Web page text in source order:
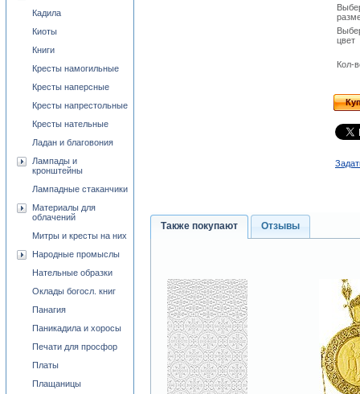
цвет
Кол-
Также покупают Отзывы
Кадила
Киоты
Книги
Кресты намогильные
Кресты наперсные
Кресты напрестольные
Кресты нательные
Ладан и благовония
Лампады и
кронштейны
Лампадные стаканчики
Материалы для
облачений
Митры и кресты на них
Народные промыслы
Нательные образки
Оклады богосл. книг
Панагия
Паникадила и хоросы
Печати для просфор
Платы
Плащаницы